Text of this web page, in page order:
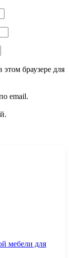
браузере для
email.
мебели для